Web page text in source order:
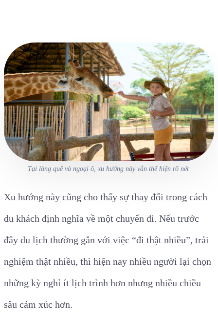
Tại làng quê và ngoại ô, xu hướng này vẫn thể hiện rõ nét
Xu hướng này cũng cho thấy sự thay đổi trong cách
du khách định nghĩa về một chuyến đi. Nếu trước
đây du lịch thường gắn với việc “đi thật nhiều”, trải
nghiệm thật nhiều, thì hiện nay nhiều người lại chọn
những kỳ nghỉ ít lịch trình hơn nhưng nhiều chiều
sâu cảm xúc hơn.